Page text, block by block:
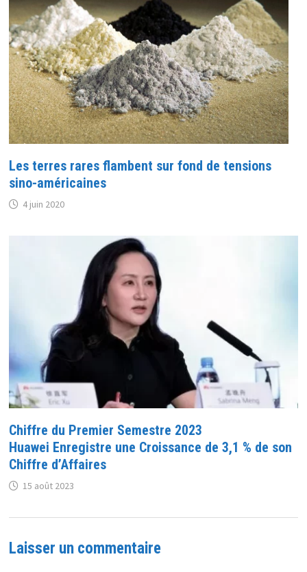
Les terres rares flambent sur fond de tensions
sino-américaines
4 juin 2020
Chiffre du Premier Semestre 2023
Huawei Enregistre une Croissance de 3,1 % de son
Chiffre d’Affaires
15 août 2023
Laisser un commentaire